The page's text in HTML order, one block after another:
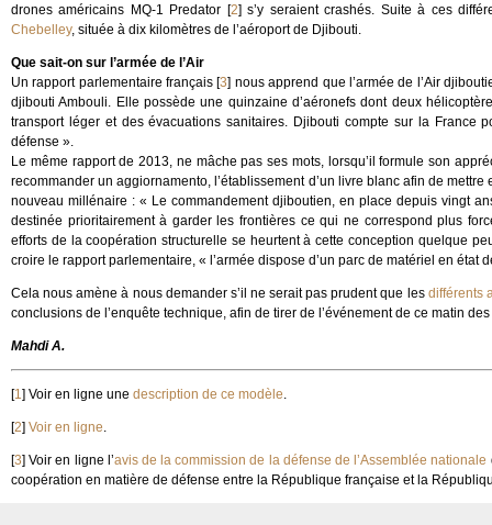
drones américains MQ-1 Predator [2] s’y seraient crashés. Suite à ces
Chebelley, située à dix kilomètres de l’aéroport de Djibouti.
Que sait-on sur l’armée de l’Air
Un rapport parlementaire français [3] nous apprend que l’armée de l’Air
djibouti Ambouli. Elle possède une quinzaine d’aéronefs dont deux
transport léger et des évacuations sanitaires. Djibouti compte sur la France
défense ».
Le même rapport de 2013, ne mâche pas ses mots, lorsqu’il formule son
recommander un aggiornamento, l’établissement d’un livre blanc afin de
nouveau millénaire : « Le commandement djiboutien, en place depuis vingt
destinée prioritairement à garder les frontières ce qui ne correspond plus
efforts de la coopération structurelle se heurtent à cette conception quelque
croire le rapport parlementaire, « l’armée dispose d’un parc de matériel en état
Cela nous amène à nous demander s’il ne serait pas prudent que les différents
conclusions de l’enquête technique, afin de tirer de l’événement de ce matin
Mahdi A.
[1] Voir en ligne une description de ce modèle.
[2] Voir en ligne.
[3]Voir en ligne l’avis de la commission de la défense de l’Assemblée nationale
coopération en matière de défense entre la République française et la